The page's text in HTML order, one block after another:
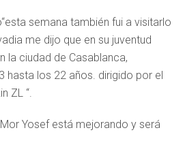
semana también fui a visitarlo
me dijo que en su juventud
la ciudad de Casablanca,
hasta los 22 años. dirigido por el
ZL “.
Yosef está mejorando y será